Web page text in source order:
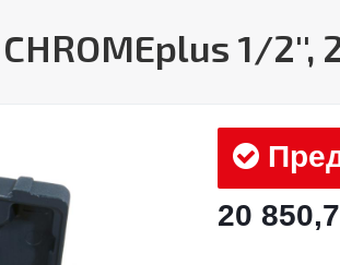
1/2'',
20